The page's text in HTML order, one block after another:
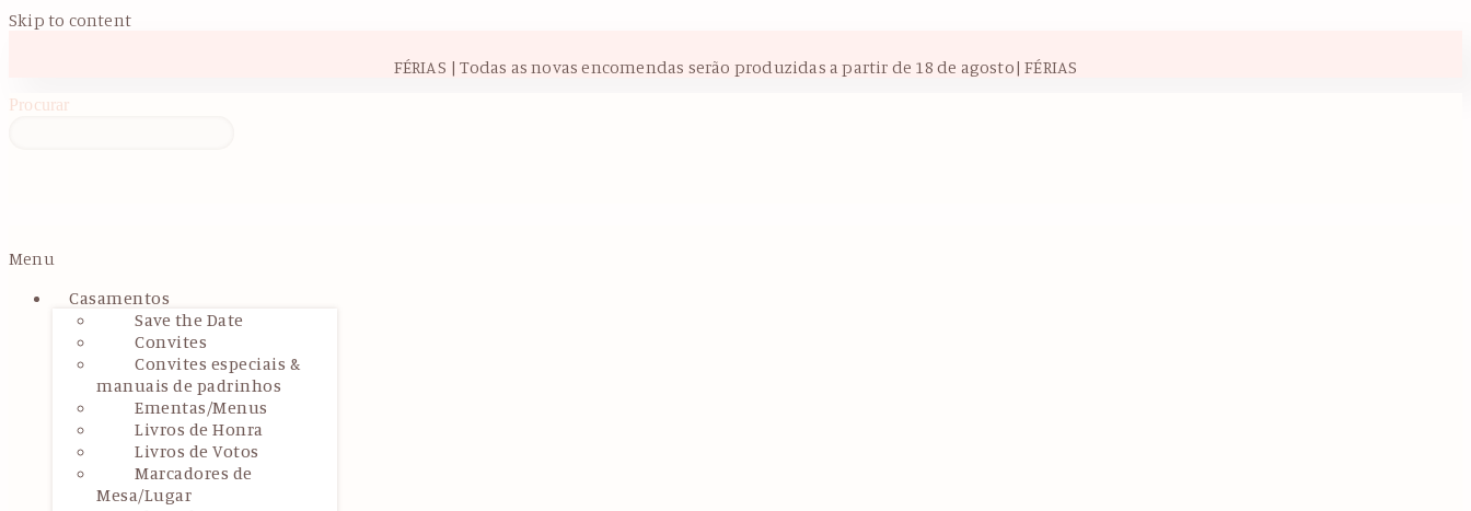
Skip to content
FÉRIAS | Todas as novas encomendas serão produzidas a partir de 18 de agosto| FÉRIAS
Procurar
Menu
Casamentos
Save the Date
Convites
Convites especiais &
manuais de padrinhos
Ementas/Menus
Livros de Honra
Livros de Votos
Marcadores de
Mesa/Lugar